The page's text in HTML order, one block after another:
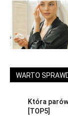
WARTO
Która
[TOP5]